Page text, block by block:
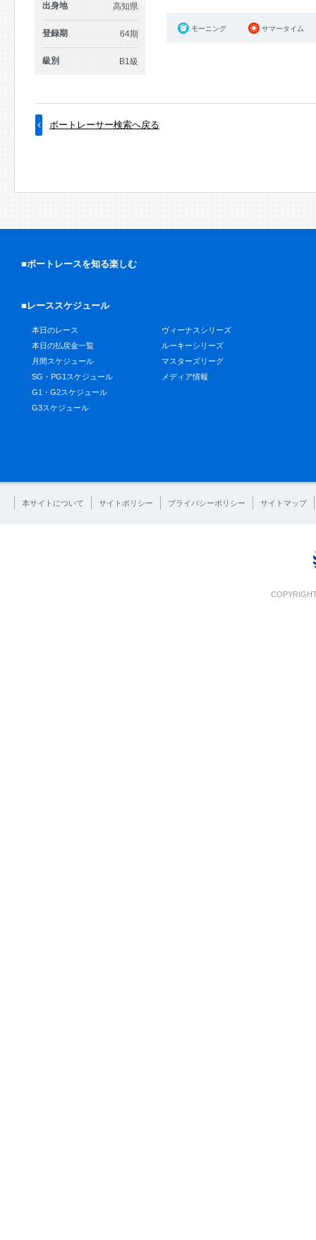
出身地 高知県
登録期 64期
級別 B1級
モーニング サマータイム
ボートレーサー検索へ戻る
■ボートレースを知る楽しむ
■レーススケジュール
本日のレース
本日の払戻金一覧
月間スケジュール
SG・PG1スケジュール
G1・G2スケジュール
G3スケジュール
ヴィーナスシリーズ
ルーキーシリーズ
マスターズリーグ
メディア情報
本サイトについて サイトポリシー プライバシーポリシー サイトマップ